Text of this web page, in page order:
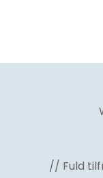
// Fuld